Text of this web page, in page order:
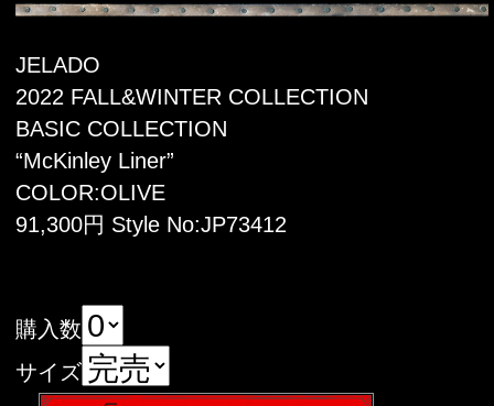
JELADO
2022 FALL&WINTER COLLECTION
BASIC COLLECTION
“McKinley Liner”
COLOR:OLIVE
91,300円 Style No:JP73412
購入数
サイズ